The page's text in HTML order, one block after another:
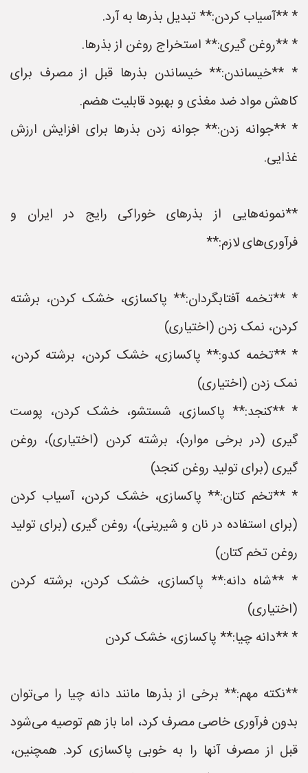
* **آسیاب کردن:** تبدیل بذرها به آرد.
* **روغن گیری:** استخراج روغن از بذرها.
* **خیساندن:** خیساندن بذرها قبل از مصرف برای
کاهش مواد ضد مغذی و بهبود قابلیت هضم.
* **جوانه زدن:** جوانه زدن بذرها برای افزایش ارزش
غذایی.
**نمونه‌هایی از بذرهای خوراکی رایج در ایران و
فرآوری‌های لازم:**
* **تخمه آفتابگردان:** پاکسازی، خشک کردن، برشته
کردن، نمک زدن (اختیاری)
* **تخمه کدو:** پاکسازی، خشک کردن، برشته کردن،
نمک زدن (اختیاری)
* **کنجد:** پاکسازی، شستشو، خشک کردن، پوست
گیری (در برخی موارد)، برشته کردن (اختیاری)، روغن
گیری (برای تولید روغن کنجد)
* **تخم کتان:** پاکسازی، خشک کردن، آسیاب کردن
(برای استفاده در نان و شیرینی)، روغن گیری (برای تولید
روغن تخم کتان)
* **شاه دانه:** پاکسازی، خشک کردن، برشته کردن
(اختیاری)
* **دانه چیا:** پاکسازی، خشک کردن
**نکته مهم:** برخی از بذرها مانند دانه چیا را می‌توان
بدون فرآوری خاصی مصرف کرد، اما باز هم توصیه می‌شود
قبل از مصرف آنها را به خوبی پاکسازی کرد. همچنین،